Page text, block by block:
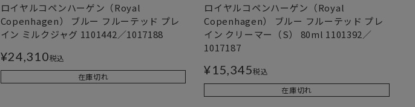
ロイヤルコペンハーゲン（Royal
Copenhagen） ブルー フルーテッド プレ
イン ミルクジャグ 1101442／1017188
¥24,310税込
在庫切れ
ロイヤルコペンハーゲン（Royal
Copenhagen） ブルー フルーテッド プレ
イン クリーマー（S） 80ml 1101392／
1017187
¥15,345税込
在庫切れ